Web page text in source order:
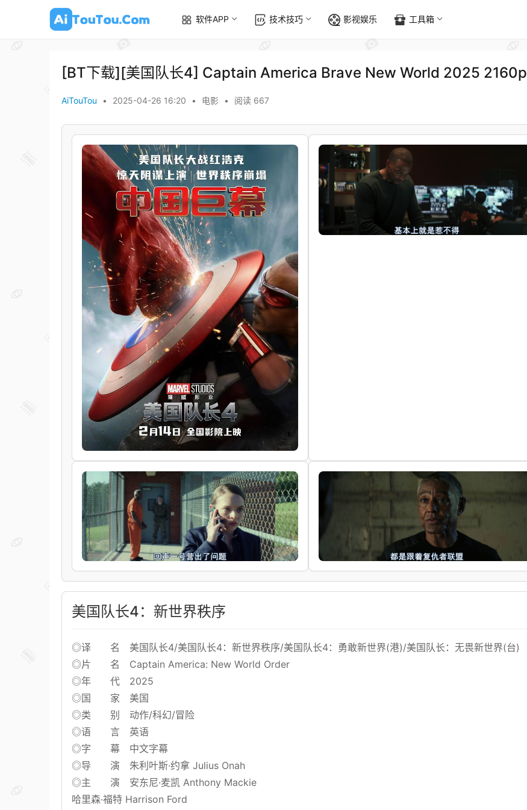
软件APP 技术技巧 影视娱乐 工具箱
[BT下载][美国队长4] Captain America Brave New World 2025 2160p
AiTouTou • 2025-04-26 16:20 • 电影 • 阅读 667
美国队长4：新世界秩序
◎译 名 美国队长4/美国队长4：新世界秩序/美国队长4：勇敢新世界(港)/美国队长：无畏新世界(台)
◎片 名 Captain America: New World Order
◎年 代 2025
◎国 家 美国
◎类 别 动作/科幻/冒险
◎语 言 英语
◎字 幕 中文字幕
◎导 演 朱利叶斯·约拿 Julius Onah
◎主 演 安东尼·麦凯 Anthony Mackie
哈里森·福特 Harrison Ford